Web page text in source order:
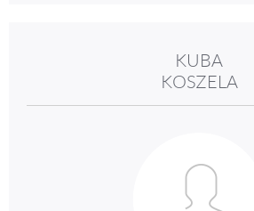
KUBA
KOSZELA